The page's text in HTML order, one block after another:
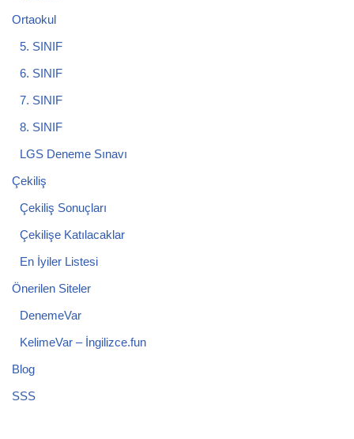
Ortaokul
5. SINIF
6. SINIF
7. SINIF
8. SINIF
LGS Deneme Sınavı
Çekiliş
Çekiliş Sonuçları
Çekilişe Katılacaklar
En İyiler Listesi
Önerilen Siteler
DenemeVar
KelimeVar – İngilizce.fun
Blog
SSS